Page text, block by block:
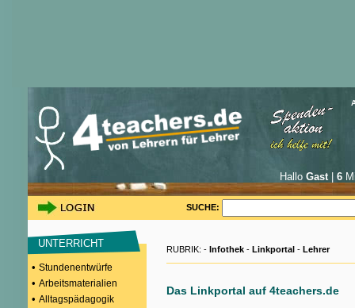
Hallo Gast| 6
SUCHE:
UNTERRICHT
• Stundenentwürfe
• Arbeitsmaterialien
• Alltagspädagogik
RUBRIK: - Infothek - Linkportal - Lehrer
Das Linkportal auf 4teachers.de